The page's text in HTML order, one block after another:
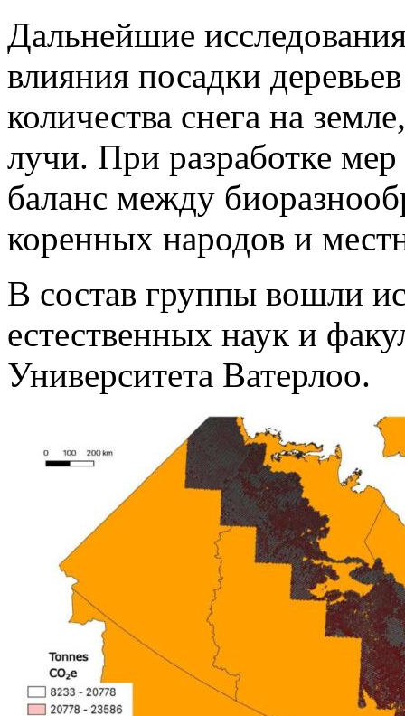
Дальнейшие
влияния посадки
количества снега на
лучи. При разработке
баланс между
коренных народов и
В состав группы вошли
естественных наук и
Университета Ватерлоо.